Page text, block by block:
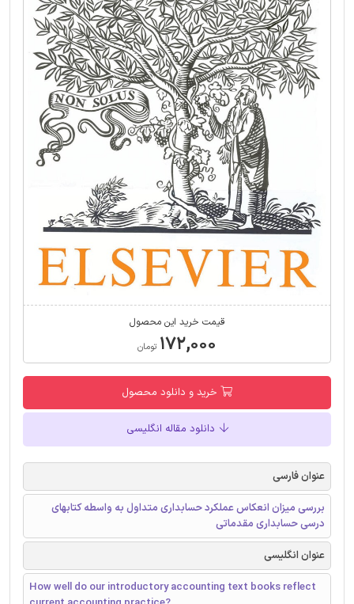
قیمت خرید این محصول
۱۷۲,۰۰۰ تومان
خرید و دانلود محصول
دانلود مقاله انگلیسی
عنوان فارسی
بررسی میزان انعکاس عملکرد حسابداری متداول به واسطه کتابهای
درسی حسابداری مقدماتی
عنوان انگلیسی
How well do our introductory accounting text books reflect